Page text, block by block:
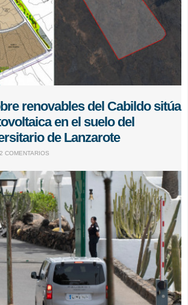
renovables del Cabildo sitúa
en el suelo del
de Lanzarote
2 COMENTARIOS